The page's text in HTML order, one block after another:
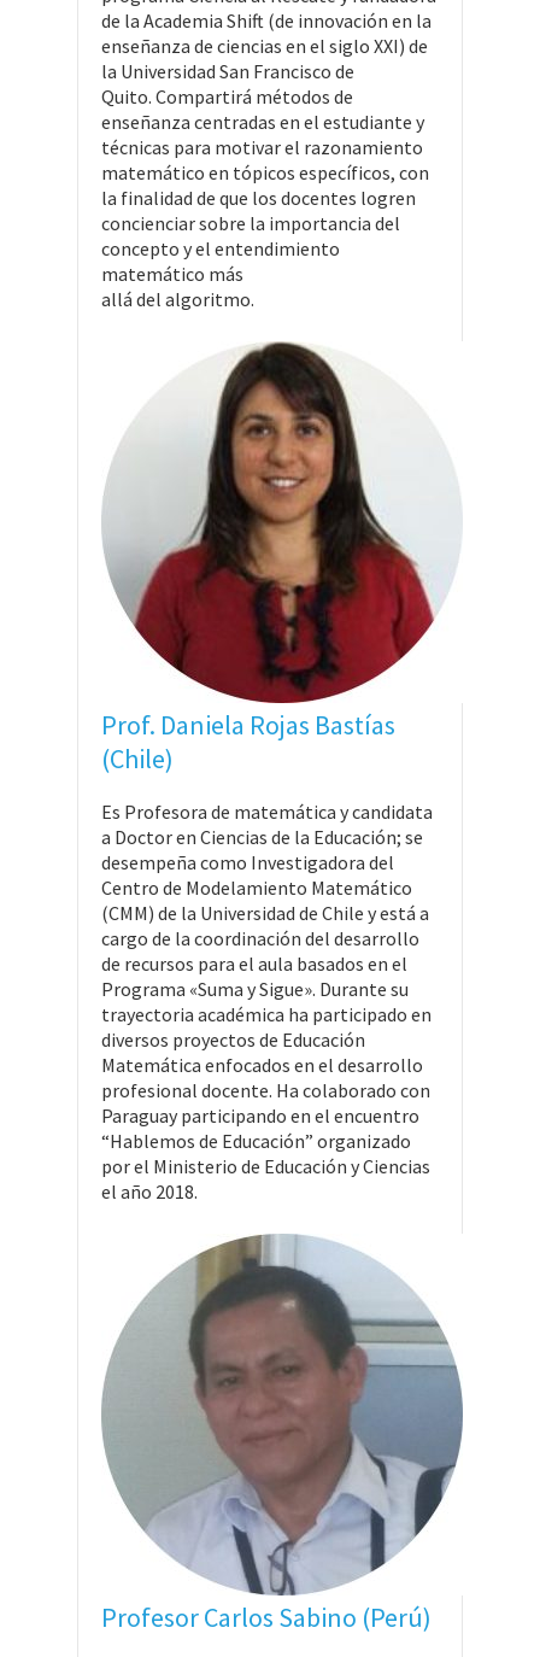
de la Academia Shift (de innovación en la
enseñanza de ciencias en el siglo XXI) de
la Universidad San Francisco de
Quito. Compartirá métodos de
enseñanza centradas en el estudiante y
técnicas para motivar el razonamiento
matemático en tópicos específicos, con
la finalidad de que los docentes logren
concienciar sobre la importancia del
concepto y el entendimiento
matemático más
allá del algoritmo.
Prof. Daniela Rojas Bastías
(Chile)
Es Profesora de matemática y candidata
a Doctor en Ciencias de la Educación; se
desempeña como Investigadora del
Centro de Modelamiento Matemático
(CMM) de la Universidad de Chile y está a
cargo de la coordinación del desarrollo
de recursos para el aula basados en el
Programa «Suma y Sigue». Durante su
trayectoria académica ha participado en
diversos proyectos de Educación
Matemática enfocados en el desarrollo
profesional docente. Ha colaborado con
Paraguay participando en el encuentro
“Hablemos de Educación” organizado
por el Ministerio de Educación y Ciencias
el año 2018.
Profesor Carlos Sabino (Perú)